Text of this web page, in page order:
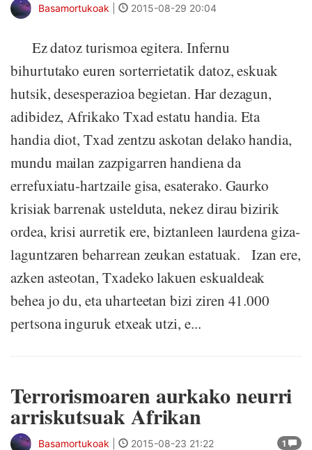
Basamortukoak 2015-08-29 20:04
Ez datoz turismoa egitera. Infernu
bihurtutako euren sorterrietatik datoz, eskuak
hutsik, desesperazioa begietan. Har dezagun,
adibidez, Afrikako Txad estatu handia. Eta
handia diot, Txad zentzu askotan delako handia,
mundu mailan zazpigarren handiena da
errefuxiatu-hartzaile gisa, esaterako. Gaurko
krisiak barrenak ustelduta, nekez dirau bizirik
ordea, krisi aurretik ere, biztanleen laurdena giza-
laguntzaren beharrean zeukan estatuak. Izan ere,
azken asteotan, Txadeko lakuen eskualdeak
behea jo du, eta uharteetan bizi ziren 41.000
pertsona inguruk etxeak utzi, e...
Terrorismoaren aurkako neurri
arriskutsuak Afrikan
1
Basamortukoak 2015-08-23 21:22